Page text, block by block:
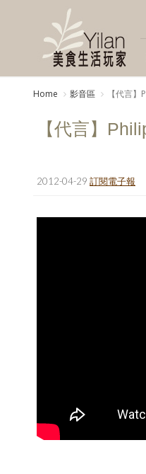
Home 影音區 【代言
【代言】
2012-04-29 訂閱電子報